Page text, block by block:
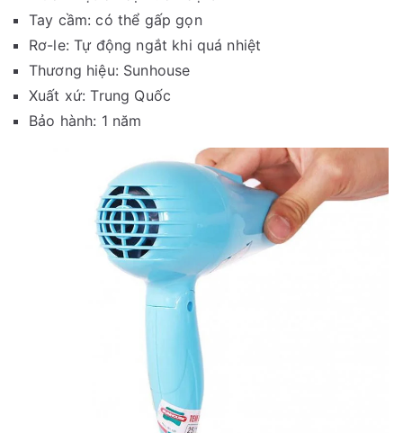
Tay cầm: có thể gấp gọn
Rơ-le: Tự động ngắt khi quá nhiệt
Thương hiệu: Sunhouse
Xuất xứ: Trung Quốc
Bảo hành: 1 năm